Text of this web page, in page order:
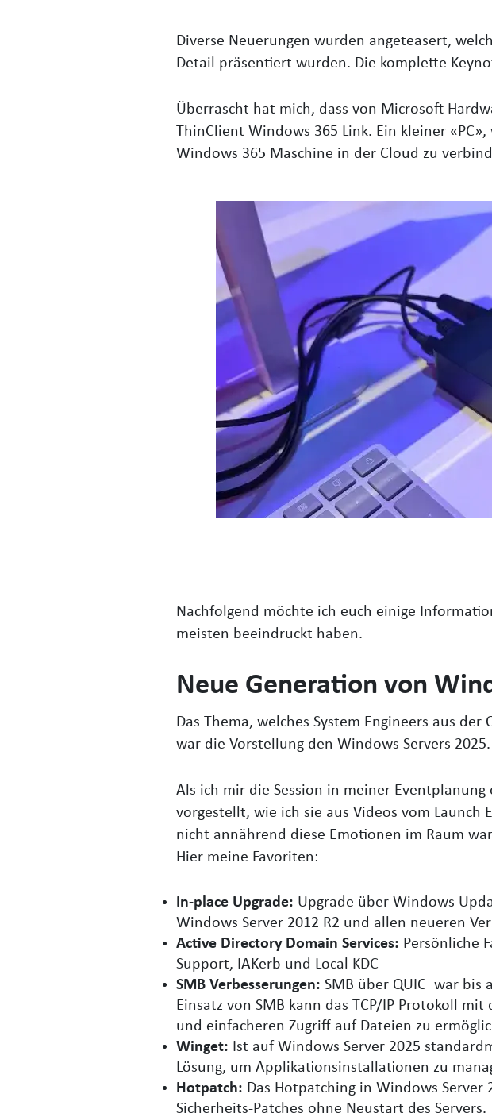
Diverse Neuerungen wurden angeteasert,
Detail präsentiert wurden. Die komplette
Überrascht hat mich, dass von Microsoft
ThinClient Windows 365 Link. Ein kleiner
Windows 365 Maschine in der Cloud zu
Nachfolgend möchte ich euch einige
meisten beeindruckt haben.
Neue Generation von
Das Thema, welches System Engineers aus
war die Vorstellung den Windows Servers 2025.
Als ich mir die Session in meiner
vorgestellt, wie ich sie aus Videos vom Launch
nicht annährend diese Emotionen im Raum
Hier meine Favoriten:
In-place Upgrade: Upgrade über Windows
Windows Server 2012 R2 und allen neueren
Active Directory Domain Services: Persönliche
Support, IAKerb und Local KDC
SMB Verbesserungen: SMB über QUIC war bis
Einsatz von SMB kann das TCP/IP Protokoll
und einfacheren Zugriff auf Dateien zu
Winget: Ist auf Windows Server 2025
Lösung, um Applikationsinstallationen zu
Hotpatch: Das Hotpatching in Windows
Sicherheits-Patches ohne Neustart des Servers.